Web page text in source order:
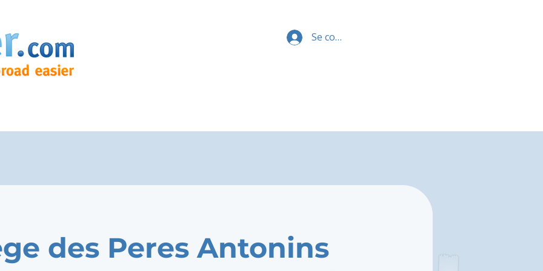
Se connecter
des Peres Antonins